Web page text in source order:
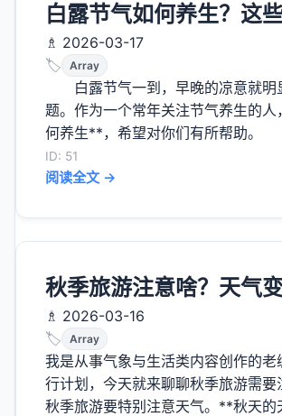
白露节气如何养生？这
♗ 2026-03-17
🏷️
Array
白露节气一到，早晚的凉意就明
题。作为一个常年关注节气养生的
何养生**，希望对你们有所帮助。
ID: 51
阅读全文 →
秋季旅游注意啥？天气
♗ 2026-03-16
🏷️
Array
我是从事气象与生活类内容创作的
行计划，今天就来聊聊秋季旅游需
秋季旅游要特别注意天气。**秋天